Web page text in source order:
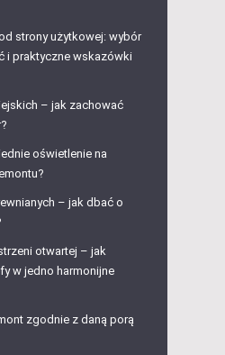
strony użytkowej: wybór
i praktyczne wskazówki
– jak zachować
oświetlenie na
– jak dbać o
otwartej – jak
w jedno harmonijne
zgodnie z daną porą